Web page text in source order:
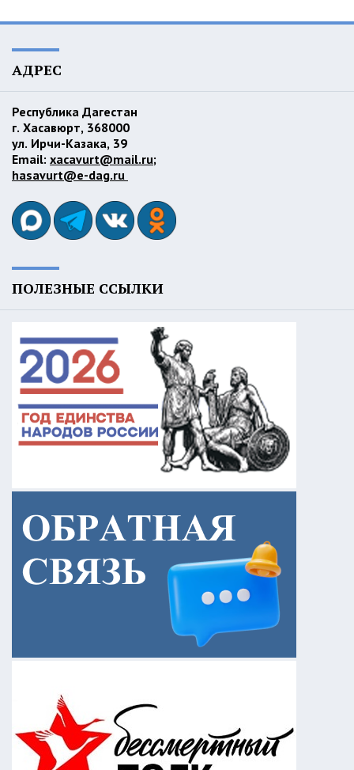
АДРЕС
Республика Дагестан
г. Хасавюрт, 368000
ул. Ирчи-Казака, 39
Email: xacavurt@mail.ru;
hasavurt@e-dag.ru
ПОЛЕЗНЫЕ ССЫЛКИ